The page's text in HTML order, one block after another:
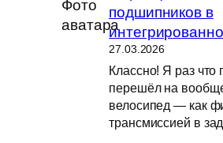
подшипников в
27.03.2026
Классно! Я раз что
перешёл на
велосипед — как
трансмиссией в